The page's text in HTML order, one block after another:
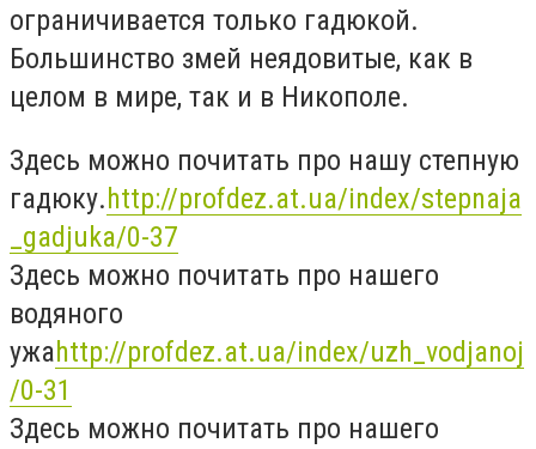
ограничивается только гадюкой.
Большинство змей неядовитые, как в
целом в мире, так и в Никополе.
Здесь можно почитать про нашу степную
гадюку. http://profdez.at.ua/index/stepnaja
_gadjuka/0-37
Здесь можно почитать про нашего
водяного
ужаhttp://profdez.at.ua/index/uzh_vodjanoj
/0-31
Здесь можно почитать про нашего